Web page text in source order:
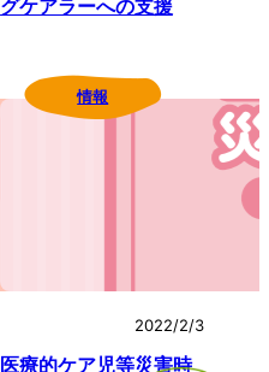
グケアラーへの支援
情報
2022/2/3
医療的ケア児等災害時